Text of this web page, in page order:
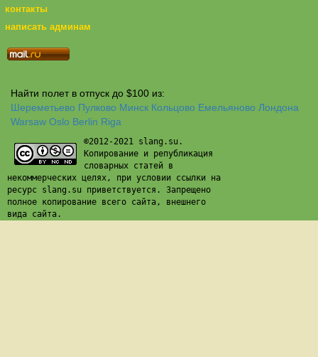
контакты
написать админам
Найти полет в отпуск до $100 из:
Шереметьево Пулково Минск Кольцово Емельяново Лондона
Warsaw Oslo Berlin Riga
©2012-2021 slang.su.
Копирование и републикация
словарных статей в
некоммерческих целях, при условии ссылки на
ресурс slang.su приветствуется. Запрещено
полное копирование всего сайта, внешнего
вида сайта.